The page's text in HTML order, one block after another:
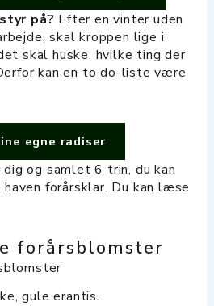
på? Efter en vinter uden
skal kroppen lige i
skal huske, hvilke ting der
kan en to do-liste være
egne radiser
og samlet 6 trin, du kan
forårsklar. Du kan læse
forårsblomster
gule erantis.